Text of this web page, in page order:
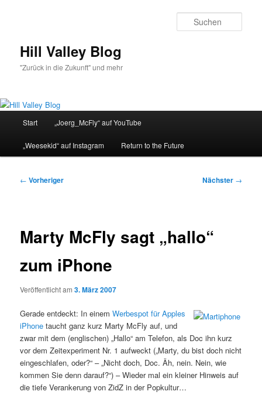
Hill Valley Blog
"Zurück in die Zukunft" und mehr
Start „Joerg_McFly“ auf YouTube
„Weesekid“ auf Instagram Return to the Future
Beitragsnavigation
← Vorheriger Nächster →
Marty McFly sagt „hallo“
zum iPhone
Veröffentlicht am3. März 2007
Gerade entdeckt: In einemWerbespot für Apples
iPhone taucht ganz kurz Marty McFly auf, und
zwar mit dem (englischen) „Hallo“ am Telefon, als Doc ihn kurz
vor dem Zeitexperiment Nr. 1 aufweckt („Marty, du bist doch nicht
eingeschlafen, oder?“ – „Nicht doch, Doc. Äh, nein. Nein, wie
kommen Sie denn darauf?“) – Wieder mal ein kleiner Hinweis auf
die tiefe Verankerung von ZidZ in der Popkultur…